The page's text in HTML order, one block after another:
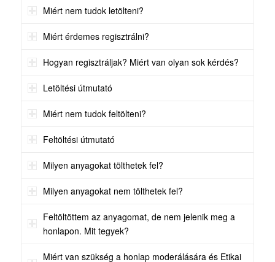
Miért nem tudok letölteni?
Miért érdemes regisztrálni?
Hogyan regisztráljak? Miért van olyan sok kérdés?
Letöltési útmutató
Miért nem tudok feltölteni?
Feltöltési útmutató
Milyen anyagokat tölthetek fel?
Milyen anyagokat nem tölthetek fel?
Feltöltöttem az anyagomat, de nem jelenik meg a
honlapon. Mit tegyek?
Miért van szükség a honlap moderálására és Etikai